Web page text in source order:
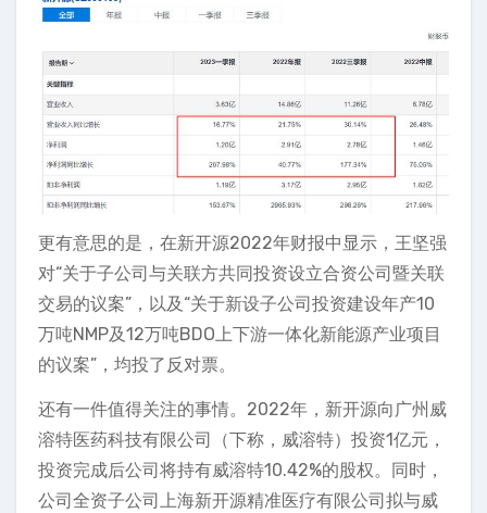
更有意思的是，在新开源2022年财报中显示，王坚强
对“关于子公司与关联方共同投资设立合资公司暨关联
交易的议案”，以及“关于新设子公司投资建设年产10
万吨NMP及12万吨BDO上下游一体化新能源产业项目
的议案”，均投了反对票。
还有一件值得关注的事情。2022年，新开源向广州威
溶特医药科技有限公司（下称，威溶特）投资1亿元，
投资完成后公司将持有威溶特10.42%的股权。同时，
公司全资子公司上海新开源精准医疗有限公司拟与威